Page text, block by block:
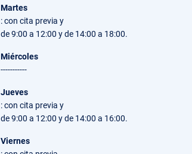
Martes
: con cita previa y
de 9:00 a 12:00 y de 14:00 a 18:00.
Miércoles
-----------
Jueves
: con cita previa y
de 9:00 a 12:00 y de 14:00 a 16:00.
Viernes